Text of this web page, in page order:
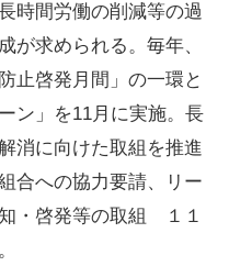
時間労働の削減等の過
が求められる。毎年、
止啓発月間」の一環と
ン」を11月に実施。長
消に向けた取組を推進
合への協力要請、リー
・啓発等の取組 １１